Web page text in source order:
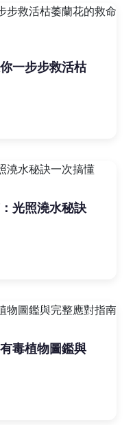
一步步救活枯
光照澆水秘訣
毒植物圖鑑與